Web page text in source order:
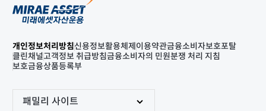
개인정보처리방침신용정보활용체제 이용약관금융소비자보호포탈
클린채널고객정보 취급방침금융소비자의 민원분쟁 처리 지침
보호금융상품등록부
패밀리 사이트